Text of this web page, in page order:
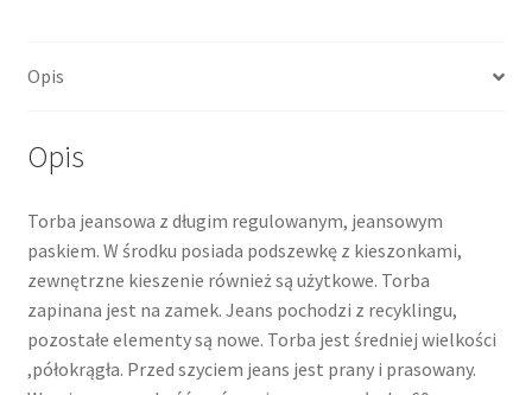
Opis
Opis
Torba jeansowa z długim regulowanym, jeansowym
paskiem. W środku posiada podszewkę z kieszonkami,
zewnętrzne kieszenie również są użytkowe. Torba
zapinana jest na zamek. Jeans pochodzi z recyklingu,
pozostałe elementy są nowe. Torba jest średniej wielkości
,półokrągła. Przed szyciem jeans jest prany i prasowany.